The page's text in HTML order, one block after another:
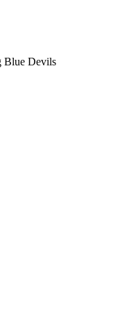
Blue Devils